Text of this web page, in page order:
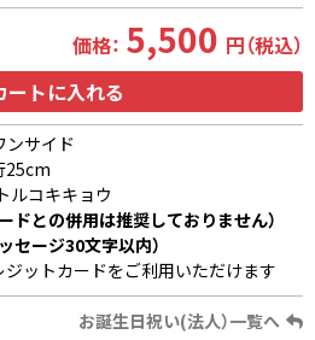
価格： 5,500 円（税込）
ートに入れる
ンサイド
ルコキキョウ
ドとの併用は推奨しておりません）
セージ30文字以内）
ジットカードをご利用いただけます
お誕生日祝い(法人）一覧へ